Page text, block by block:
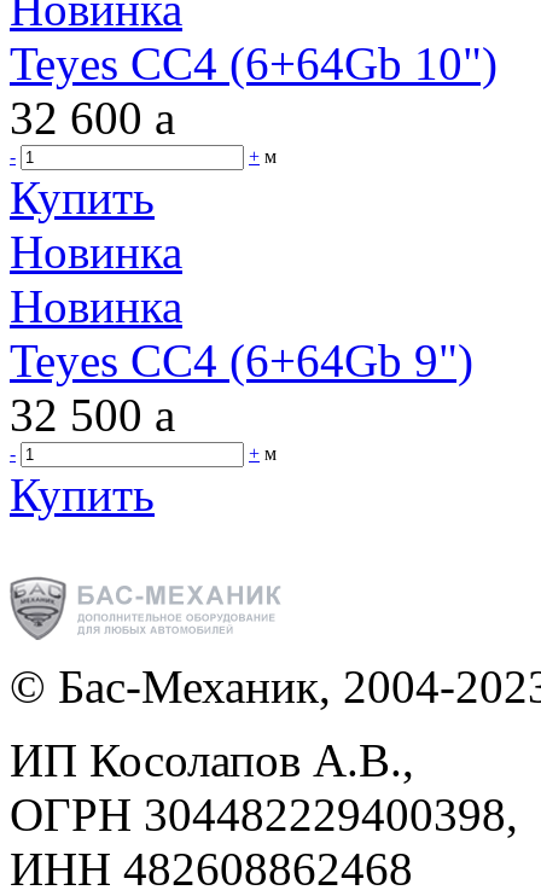
Teyes CC4 (6+64Gb 10")
32 600 a
- + м
Купить
Новинка
Новинка
Teyes CC4 (6+64Gb 9")
32 500 a
- + м
Купить
© Бас-Механик, 2004-
ИП Косолапов А.В.,
ОГРН 304482229400398,
ИНН 482608862468